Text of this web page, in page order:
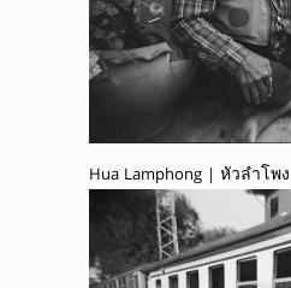
Hua Lamphong | หัวลำโพง